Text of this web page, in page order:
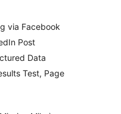
via Facebook
Post
Data
Test, Page